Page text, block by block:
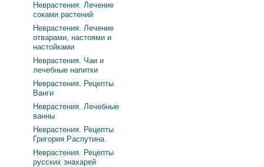
Неврастения. Лечение
соками растений
Неврастения. Лечение
отварами, настоями и
настойками
Неврастения. Чаи и
лечебные напитки
Неврастения. Рецепты
Ванги
Неврастения. Лечебные
ванны
Неврастения. Рецепты
Григория Распутина
Неврастения. Рецепты
русских знахарей